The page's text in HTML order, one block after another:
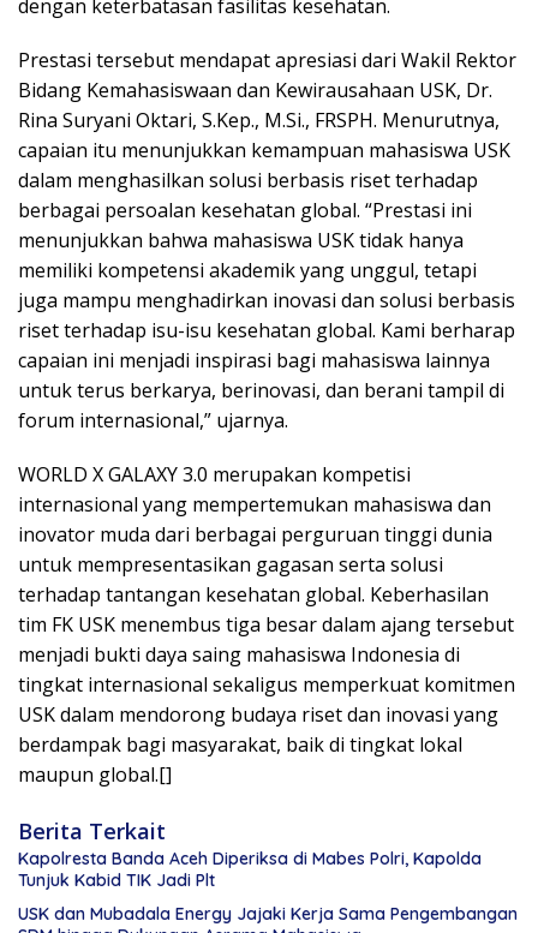
dengan keterbatasan fasilitas kesehatan.
Prestasi tersebut mendapat apresiasi dari Wakil Rektor
Bidang Kemahasiswaan dan Kewirausahaan USK, Dr.
Rina Suryani Oktari, S.Kep., M.Si., FRSPH. Menurutnya,
capaian itu menunjukkan kemampuan mahasiswa USK
dalam menghasilkan solusi berbasis riset terhadap
berbagai persoalan kesehatan global. “Prestasi ini
menunjukkan bahwa mahasiswa USK tidak hanya
memiliki kompetensi akademik yang unggul, tetapi
juga mampu menghadirkan inovasi dan solusi berbasis
riset terhadap isu-isu kesehatan global. Kami berharap
capaian ini menjadi inspirasi bagi mahasiswa lainnya
untuk terus berkarya, berinovasi, dan berani tampil di
forum internasional,” ujarnya.
WORLD X GALAXY 3.0 merupakan kompetisi
internasional yang mempertemukan mahasiswa dan
inovator muda dari berbagai perguruan tinggi dunia
untuk mempresentasikan gagasan serta solusi
terhadap tantangan kesehatan global. Keberhasilan
tim FK USK menembus tiga besar dalam ajang tersebut
menjadi bukti daya saing mahasiswa Indonesia di
tingkat internasional sekaligus memperkuat komitmen
USK dalam mendorong budaya riset dan inovasi yang
berdampak bagi masyarakat, baik di tingkat lokal
maupun global.[]
Berita Terkait
Kapolresta Banda Aceh Diperiksa di Mabes Polri, Kapolda
Tunjuk Kabid TIK Jadi Plt
USK dan Mubadala Energy Jajaki Kerja Sama Pengembangan